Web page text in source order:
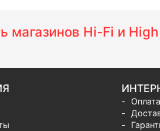
магазинов Hi-Fi и
Оплата